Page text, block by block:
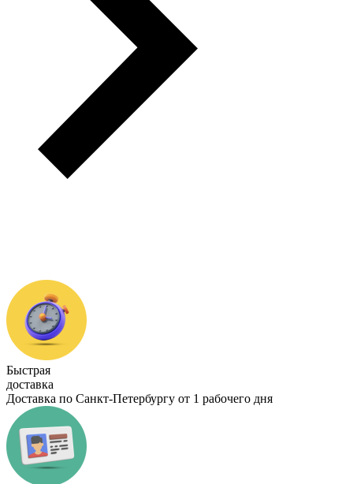
Быстрая
доставка
Доставка по Санкт-Петербургу от 1 рабочего дня